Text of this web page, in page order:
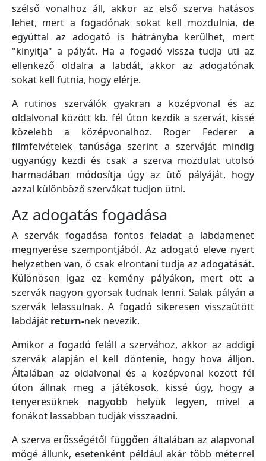
szélső vonalhoz áll, akkor az első szerva hatásos
lehet, mert a fogadónak sokat kell mozdulnia, de
egyúttal az adogató is hátrányba kerülhet, mert
"kinyitja" a pályát. Ha a fogadó vissza tudja üti az
ellenkező oldalra a labdát, akkor az adogatónak
sokat kell futnia, hogy elérje.
A rutinos szerválók gyakran a középvonal és az
oldalvonal között kb. fél úton kezdik a szervát, kissé
közelebb a középvonalhoz. Roger Federer a
filmfelvételek tanúsága szerint a szerváját mindig
ugyanúgy kezdi és csak a szerva mozdulat utolsó
harmadában módosítja úgy az ütő pályáját, hogy
azzal különböző szervákat tudjon ütni.
Az adogatás fogadása
A szervák fogadása fontos feladat a labdamenet
megnyerése szempontjából. Az adogató eleve nyert
helyzetben van, ő csak elrontani tudja az adogatását.
Különösen igaz ez kemény pályákon, mert ott a
szervák nagyon gyorsak tudnak lenni. Salak pályán a
szervák lelassulnak. A fogadó sikeresen visszaütött
labdáját return-nek nevezik.
Amikor a fogadó feláll a szervához, akkor az addigi
szervák alapján el kell döntenie, hogy hova álljon.
Általában az oldalvonal és a középvonal között fél
úton állnak meg a játékosok, kissé úgy, hogy a
tenyeresüknek nagyobb helyük legyen, mivel a
fonákot lassabban tudják visszaadni.
A szerva erősségétől függően általában az alapvonal
mögé állunk, esetenként például akár több méterrel